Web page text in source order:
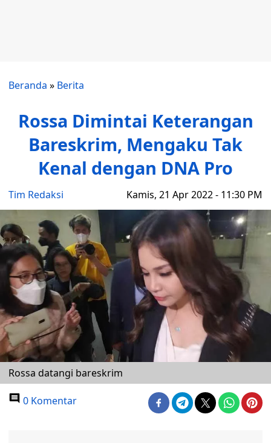
Beranda » Berita
Rossa Dimintai Keterangan
Bareskrim, Mengaku Tak
Kenal dengan DNA Pro
Tim Redaksi Kamis, 21 Apr 2022 - 11:30 PM
Rossa datangi bareskrim
0 Komentar